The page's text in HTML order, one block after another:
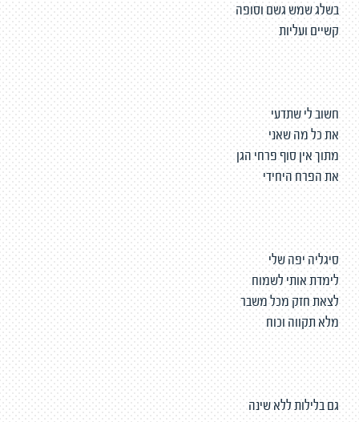
בשלג שמש גשם וסופה
קשיים ועליות
חשוב לי שתדעי
את כל מה שאני
מתוך אין סוף פרחי הגן
את הפרח היחידי
סיגליה יפה שלי
לימדת אותי לשמוח
לצאת חזק מכל משבר
מלא תקווה וכוח
גם בלילות ללא שינה